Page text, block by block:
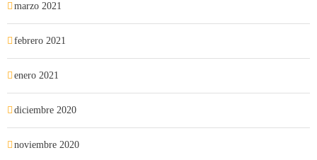
marzo 2021
febrero 2021
enero 2021
diciembre 2020
noviembre 2020